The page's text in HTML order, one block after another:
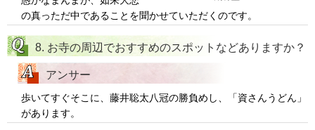
の真っただ中であることを聞かせていただくのです。
8. お寺の周辺でおすすめのスポットなどありますか？
アンサー
歩いてすぐそこに、藤井聡太八冠の勝負めし、「資さんうどん」
があります。